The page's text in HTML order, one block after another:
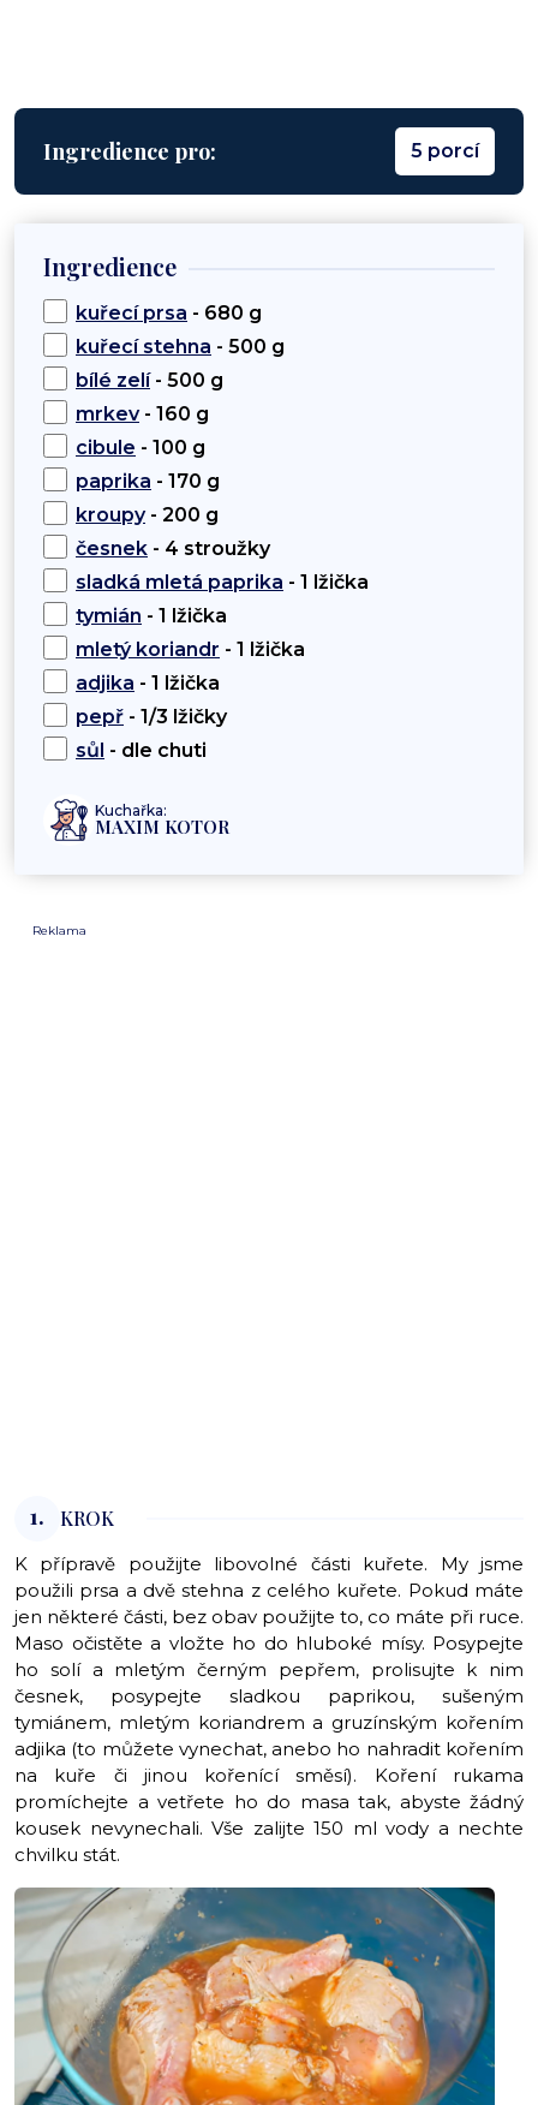
Ingredience pro: 5 porcí
Ingredience
kuřecí prsa - 680 g
kuřecí stehna - 500 g
bílé zelí- 500 g
mrkev- 160 g
cibule - 100 g
paprika - 170 g
kroupy- 200 g
česnek - 4 stroužky
sladká mletá paprika - 1 lžička
tymián - 1 lžička
mletý koriandr - 1 lžička
adjika - 1 lžička
pepř - 1/3 lžičky
sůl - dle chuti
Kuchařka:
MAXIM KOTOR
Reklama
1. KROK
K přípravě použijte libovolné části kuřete. My jsme
použili prsa a dvě stehna z celého kuřete. Pokud máte
jen některé části, bez obav použijte to, co máte při ruce.
Maso očistěte a vložte ho do hluboké mísy. Posypejte
ho solí a mletým černým pepřem, prolisujte k nim
česnek, posypejte sladkou paprikou, sušeným
tymiánem, mletým koriandrem a gruzínským kořením
adjika (to můžete vynechat, anebo ho nahradit kořením
na kuře či jinou kořenící směsí). Koření rukama
promíchejte a vetřete ho do masa tak, abyste žádný
kousek nevynechali. Vše zalijte 150 ml vody a nechte
chvilku stát.